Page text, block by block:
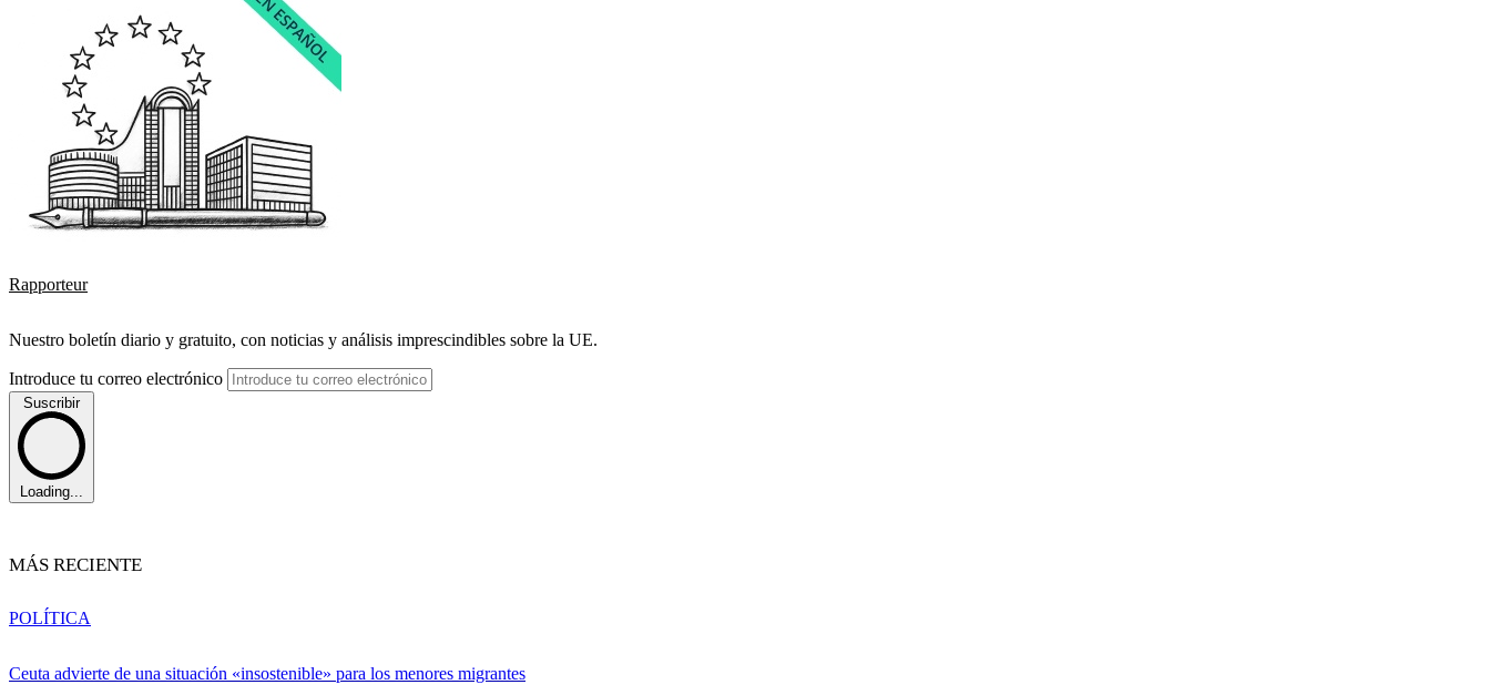
Rapporteur
Nuestro boletín diario y gratuito, con noticias y análisis imprescindibles sobre la UE.
Introduce tu correo electrónico
Suscribir
Loading...
MÁS RECIENTE
Ceuta advierte de una situación «insostenible» para los menores migrantes
POLÍTICA